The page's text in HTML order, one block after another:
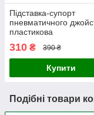
Підставка-супорт
пневматичного
пластикова
310 ₴ 390 ₴
Купити
Подібні товари